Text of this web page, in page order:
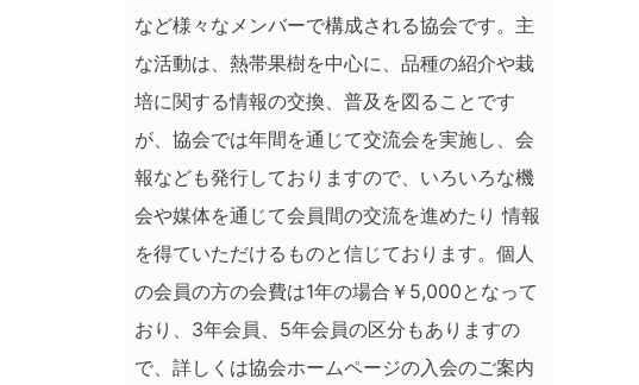
など様々なメンバーで構成される協会です。主
な活動は、熱帯果樹を中心に、品種の紹介や栽
培に関する情報の交換、普及を図ることです
が、協会では年間を通じて交流会を実施し、会
報なども発行しておりますので、いろいろな機
会や媒体を通じて会員間の交流を進めたり 情報
を得ていただけるものと信じております。個人
の会員の方の会費は1年の場合￥5,000となって
おり、3年会員、5年会員の区分もありますの
で、詳しくは協会ホームページの入会のご案内